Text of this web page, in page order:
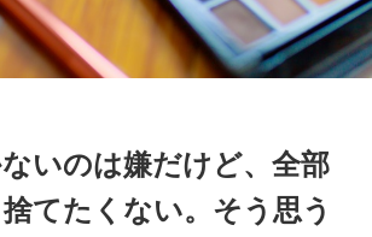
いのは嫌だけど、全部
てたくない。そう思う